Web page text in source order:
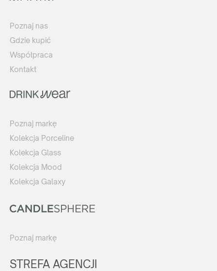
Poznaj nas
Gdzie kupić
Współpraca
Kontakt
Poznaj markę
Kolekcja Porceline
Kolekcja Glass
Kolekcja Mood
Kolekcja Galaxy
Poznaj markę
STREFA AGENCJI